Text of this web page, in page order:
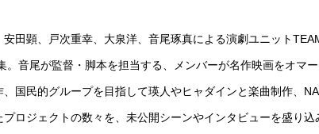
田顕、戸次重幸、大泉洋、音尾琢真による演劇ユニット
。音尾が監督・脚本を担当する、メンバーが名作映画をオマ
国民的グループを目指して瑛人やヒャダインと楽曲制作、
ロジェクトの数々を、未公開シーンやインタビューを盛り込